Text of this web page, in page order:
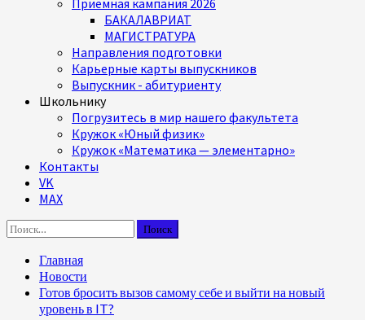
Приёмная кампания 2026
БАКАЛАВРИАТ
МАГИСТРАТУРА
Направления подготовки
Карьерные карты выпускников
Выпускник - абитуриенту
Школьнику
Погрузитесь в мир нашего факультета
Кружок «Юный физик»
Кружок «Математика — элементарно»
Контакты
VK
MAX
Найти:
Главная
Новости
Готов бросить вызов самому себе и выйти на новый
уровень в IT?